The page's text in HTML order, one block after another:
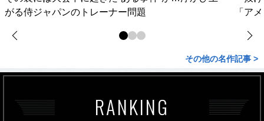
がる侍ジャパンのトレーナー問題
「ア
その他の名作記事 >
RANKING